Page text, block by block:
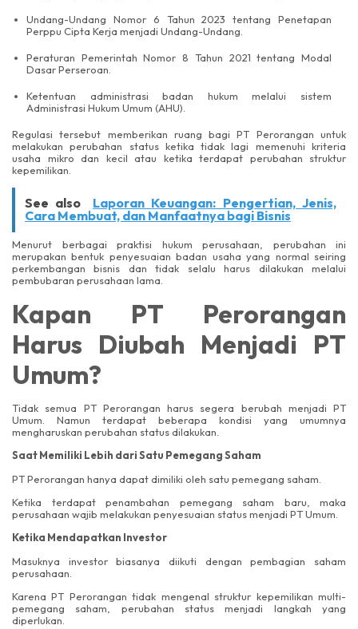
Undang-Undang Nomor 6 Tahun 2023 tentang Penetapan
Perppu Cipta Kerja menjadi Undang-Undang.
Peraturan Pemerintah Nomor 8 Tahun 2021 tentang Modal
Dasar Perseroan.
Ketentuan administrasi badan hukum melalui sistem
Administrasi Hukum Umum (AHU).
Regulasi tersebut memberikan ruang bagi PT Perorangan untuk
melakukan perubahan status ketika tidak lagi memenuhi kriteria
usaha mikro dan kecil atau ketika terdapat perubahan struktur
kepemilikan.
See also
Laporan Keuangan: Pengertian, Jenis,
Cara Membuat, dan Manfaatnya bagi Bisnis
Menurut berbagai praktisi hukum perusahaan, perubahan ini
merupakan bentuk penyesuaian badan usaha yang normal seiring
perkembangan bisnis dan tidak selalu harus dilakukan melalui
pembubaran perusahaan lama.
Kapan PT Perorangan
Harus Diubah Menjadi PT
Umum?
Tidak semua PT Perorangan harus segera berubah menjadi PT
Umum. Namun terdapat beberapa kondisi yang umumnya
mengharuskan perubahan status dilakukan.
Saat Memiliki Lebih dari Satu Pemegang Saham
PT Perorangan hanya dapat dimiliki oleh satu pemegang saham.
Ketika terdapat penambahan pemegang saham baru, maka
perusahaan wajib melakukan penyesuaian status menjadi PT Umum.
Ketika Mendapatkan Investor
Masuknya investor biasanya diikuti dengan pembagian saham
perusahaan.
Karena PT Perorangan tidak mengenal struktur kepemilikan multi-
pemegang saham, perubahan status menjadi langkah yang
diperlukan.